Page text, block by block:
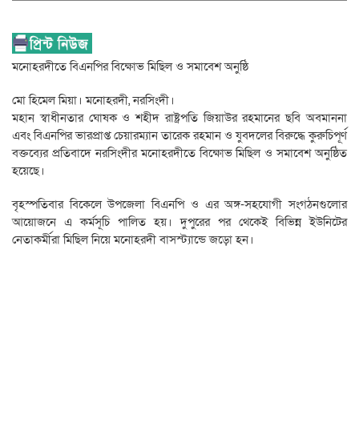
মনোহরদীতে বিএনপির বিক্ষোভ মিছিল ও সমাবেশ অনুষ্ঠি
মো হিমেল মিয়া। মনোহরদী, নরসিংদী।
মহান স্বাধীনতার ঘোষক ও শহীদ রাষ্ট্রপতি জিয়াউর রহমানের ছবি অবমাননা
এবং বিএনপির ভারপ্রাপ্ত চেয়ারম্যান তারেক রহমান ও যুবদলের বিরুদ্ধে কুরুচিপূর্ণ
বক্তব্যের প্রতিবাদে নরসিংদীর মনোহরদীতে বিক্ষোভ মিছিল ও সমাবেশ অনুষ্ঠিত
হয়েছে।
বৃহস্পতিবার বিকেলে উপজেলা বিএনপি ও এর অঙ্গ-সহযোগী সংগঠনগুলোর
আয়োজনে এ কর্মসূচি পালিত হয়। দুপুরের পর থেকেই বিভিন্ন ইউনিটের
নেতাকর্মীরা মিছিল নিয়ে মনোহরদী বাসস্ট্যান্ডে জড়ো হন।